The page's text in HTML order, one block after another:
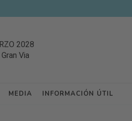
2028
Gran Via
MEDIA INFORMACIÓN ÚTIL